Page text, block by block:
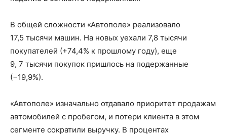
В общей сложности «Автополе» реализовало
17,5 тысячи машин. На новых уехали 7,8 тысячи
покупателей (+74,4% к прошлому году), еще
9, 7 тысячи покупок пришлось на подержанные
(−19,9%).
«Автополе» изначально отдавало приоритет продажам
автомобилей с пробегом, и потери клиента в этом
сегменте сократили выручку. В процентах